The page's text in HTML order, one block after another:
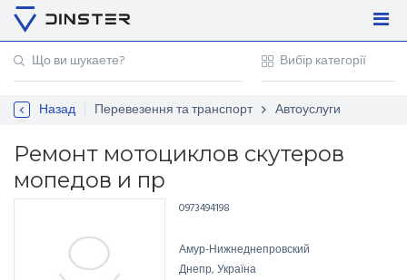
Регістрація
Контакти
Для підприємців
Назад Перевезення та транспорт Автоуслуги
Ремонт мотоциклов скутеров
мопедов и пр
0973494198
Амур-Нижнеднепровский
Днепр, Україна